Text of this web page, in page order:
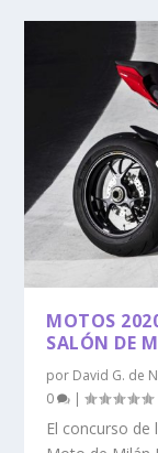
MOTOS
SALÓN DE
por David G. de
0
|
El concurso de